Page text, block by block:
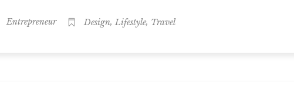
Entrepreneur Design, Lifestyle, Travel